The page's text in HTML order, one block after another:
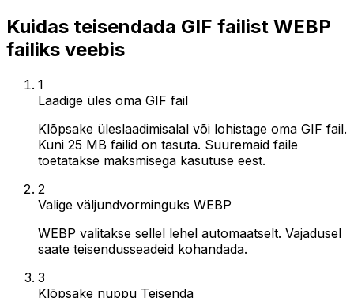
Kuidas teisendada GIF failist WEBP
failiks veebis
1
Laadige üles oma GIF fail
Klõpsake üleslaadimisalal või lohistage oma GIF fail.
Kuni 25 MB failid on tasuta. Suuremaid faile
toetatakse maksmisega kasutuse eest.
2
Valige väljundvorminguks WEBP
WEBP valitakse sellel lehel automaatselt. Vajadusel
saate teisendusseadeid kohandada.
3
Klõpsake nuppu Teisenda